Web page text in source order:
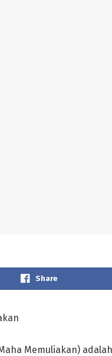
Share
Memuliakan) adalah